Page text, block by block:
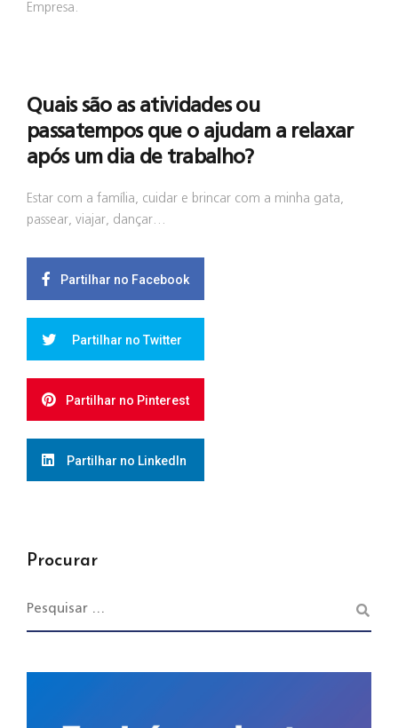
Empresa.
Quais são as atividades ou
passatempos que o ajudam a relaxar
após um dia de trabalho?
Estar com a família, cuidar e brincar com a minha gata,
passear, viajar, dançar…
Partilhar no Facebook
Partilhar no Twitter
Partilhar no Pinterest
Partilhar no LinkedIn
Procurar